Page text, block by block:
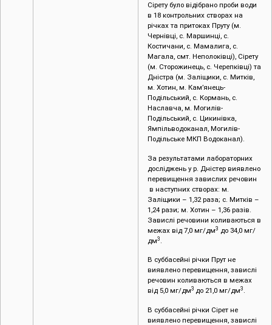
Сірету було відібрано проби води
в 18 контрольних створах на
річках та притоках Пруту (м.
Чернівці, c. Маршинці, с.
Костичани, с. Мамалига, с.
Магала, смт. Неполоківці), Сірету
(м. Сторожинець, с. Черепківці) та
Дністра (м. Заліщики, с. Митків,
м. Хотин, м. Кам’янець-
Подільський, с. Кормань, с.
Наславча, м. Могилів-
Подільський, с. Цикинівка,
Ямпільводоканал, Могилів-
Подільське МКП Водоканал).
За результатами лабораторних
досліджень у р. Дністер виявлено
перевищення завислих речовин
в наступних створах: м.
Заліщики – 1,32 раза; с. Митків ­­–
1,24 рази; м. Хотин ­– 1,36 разів.
Завислі речовини коливаються в
межах від 7,0 мг/дм3 до 34,0 мг/
дм3 .
В суббасейні річки Прут не
виявлено перевищення, завислі
речовин коливаються в межах
від 5,0 мг/дм3 до 21,0 мг/дм3 .
В суббасейні річки Сірет не
виявлено перевищення, завислі